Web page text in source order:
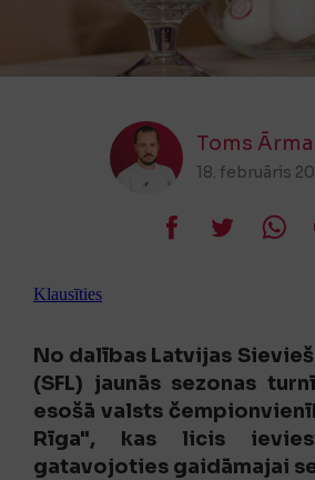
Toms
18. februāris
Klausīties
No dalības Latvijas
(SFL) jaunās sezonas
esošā valsts
Rīga", kas licis
gatavojoties gaidāmajai